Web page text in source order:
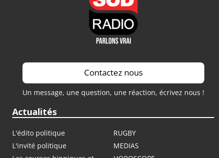
Contactez nous
Un message, une question, une réaction, écrivez nous !
Actualités
L'édito politique
RUGBY
L'invité politique
MEDIAS